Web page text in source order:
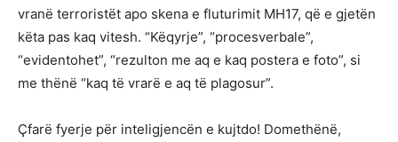
vranë terroristët apo skena e fluturimit MH17, që e gjetën
këta pas kaq vitesh. “Këqyrje”, “procesverbale”,
“evidentohet”, “rezulton me aq e kaq postera e foto”, si
me thënë “kaq të vrarë e aq të plagosur”.
Çfarë fyerje për inteligjencën e kujtdo! Domethënë,